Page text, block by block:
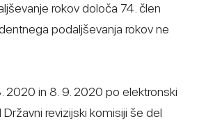
rokov določa 74. člen
podaljševanja rokov ne
2020 in 8. 9. 2020 po elektronski
revizijski komisiji še del